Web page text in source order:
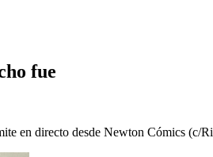
fue
en directo desde Newton Cómics (c/